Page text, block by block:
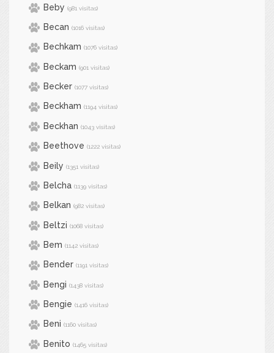
Beby (981 visitas)
Becan (1016 visitas)
Bechkam (1076 visitas)
Beckam (901 visitas)
Becker (1077 visitas)
Beckham (1194 visitas)
Beckhan (1043 visitas)
Beethove (1222 visitas)
Beily (1351 visitas)
Belcha (1139 visitas)
Belkan (982 visitas)
Beltzi (1068 visitas)
Bem (1142 visitas)
Bender (1191 visitas)
Bengi (1438 visitas)
Bengie (1416 visitas)
Beni (1160 visitas)
Benito (1465 visitas)